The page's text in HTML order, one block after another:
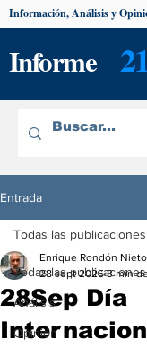
Informe
Información, Análisis y
Entrada
Todas las publicaciones
Análisis
Opinión
Todas las publicaciones
28Sep Día
Enrique Rondón Nieto
28 sept 2025 3 min